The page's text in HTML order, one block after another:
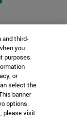
and third-
you
purposes.
or
select the
banner
options.
please visit